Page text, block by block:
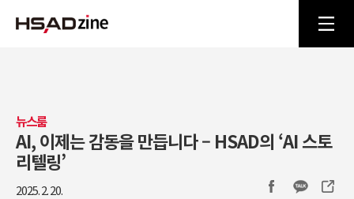
뉴스룸
AI, 이제는 감동을 만듭니다 – HSAD의 ‘AI 스토
리텔링’
2025. 2. 20.